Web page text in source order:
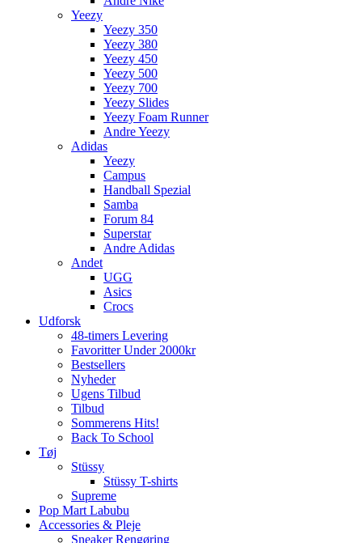
Yeezy
Yeezy 350
Yeezy 380
Yeezy 450
Yeezy 500
Yeezy 700
Yeezy Slides
Yeezy Foam Runner
Andre Yeezy
Adidas
Yeezy
Campus
Handball Spezial
Samba
Forum 84
Superstar
Andre Adidas
Andet
UGG
Asics
Crocs
Udforsk
48-timers Levering
Favoritter Under 2000kr
Bestsellers
Nyheder
Ugens Tilbud
Tilbud
Sommerens Hits!
Back To School
Tøj
Stüssy
Stüssy T-shirts
Supreme
Pop Mart Labubu
Accessories & Pleje
Sneaker Rengøring